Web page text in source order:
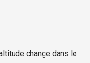
change dans le